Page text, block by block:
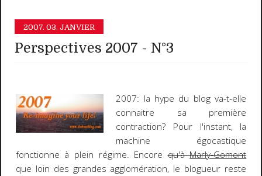
2007. 03. JANVIER
Perspectives 2007 - N°3
2007: la hype du blog va-t-elle
connaitre sa première
contraction? Pour l'instant, la
machine égocastique
fonctionne à plein régime. Encorequ'àMarly-Gomont
que loin des grandes agglomération, le blogueur reste